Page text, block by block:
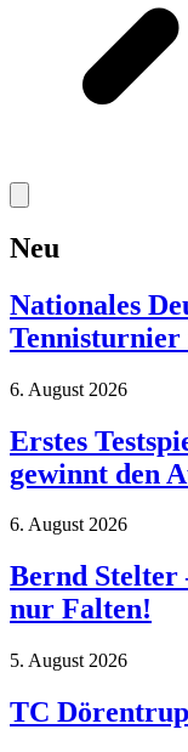
Neu
Nationales
6. August 2026
Erstes
gewinnt den
6. August 2026
Bernd Stelter
nur Falten!
5. August 2026
TC